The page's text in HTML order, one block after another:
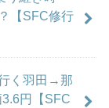
【SFC修行
く羽田→那
円【SFC